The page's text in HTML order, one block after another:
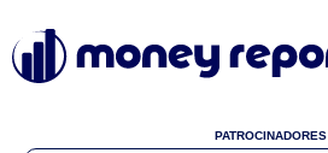
PATROCINADORES